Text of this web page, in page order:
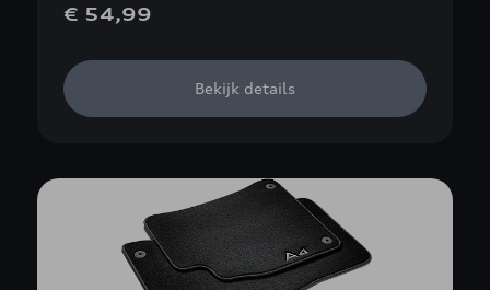
€ 54,99
Bekijk details